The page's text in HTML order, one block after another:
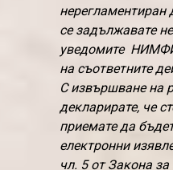
нерегламентиран
се задължавате
уведомите
на съответните
С извършване на
декларирате, че
приемате да
електронни
чл. 5 от Закона